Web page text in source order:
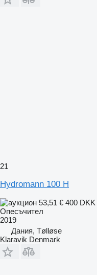
21
Hydromann 100 H
53,51 € 400 DKK
Опесъчител
2019
Дания, Tølløse
Klaravik Denmark